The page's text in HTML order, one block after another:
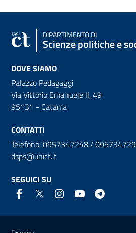
DIPARTIMENTO DI
Scienze politiche e
DOVE SIAMO
Palazzo Pedagaggi
Via Vittorio Emanuele II, 49
95131 - Catania
CONTATTI
Telefono: 0957347248 /
dsps@unict.it
SEGUICI SU
Link e informazioni